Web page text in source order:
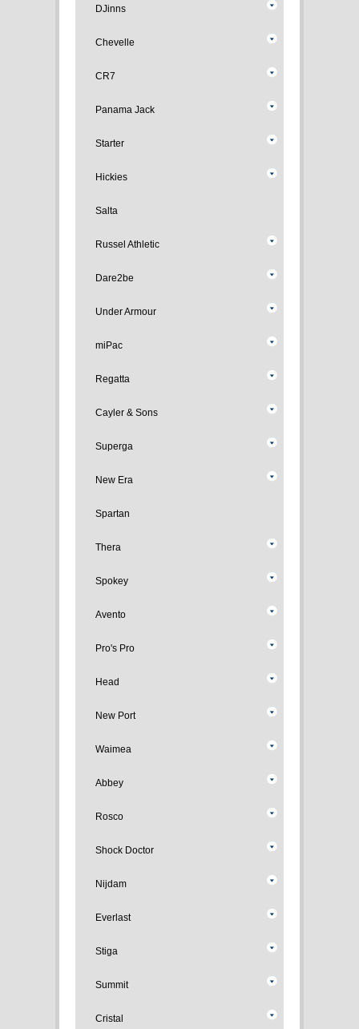
DJinns
Chevelle
CR7
Panama Jack
Starter
Hickies
Salta
Russel Athletic
Dare2be
Under Armour
miPac
Regatta
Cayler & Sons
Superga
New Era
Spartan
Thera
Spokey
Avento
Pro's Pro
Head
New Port
Waimea
Abbey
Rosco
Shock Doctor
Nijdam
Everlast
Stiga
Summit
Cristal